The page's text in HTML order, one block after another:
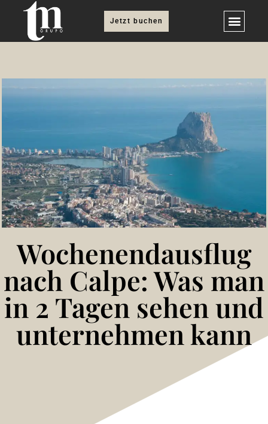
Jetzt buchen
Wochenendausflug
nach Calpe: Was man
in 2 Tagen sehen und
unternehmen kann